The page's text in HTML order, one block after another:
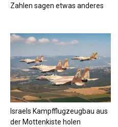
Zahlen sagen etwas anderes
Israels Kampfflugzeugbau aus
der Mottenkiste holen